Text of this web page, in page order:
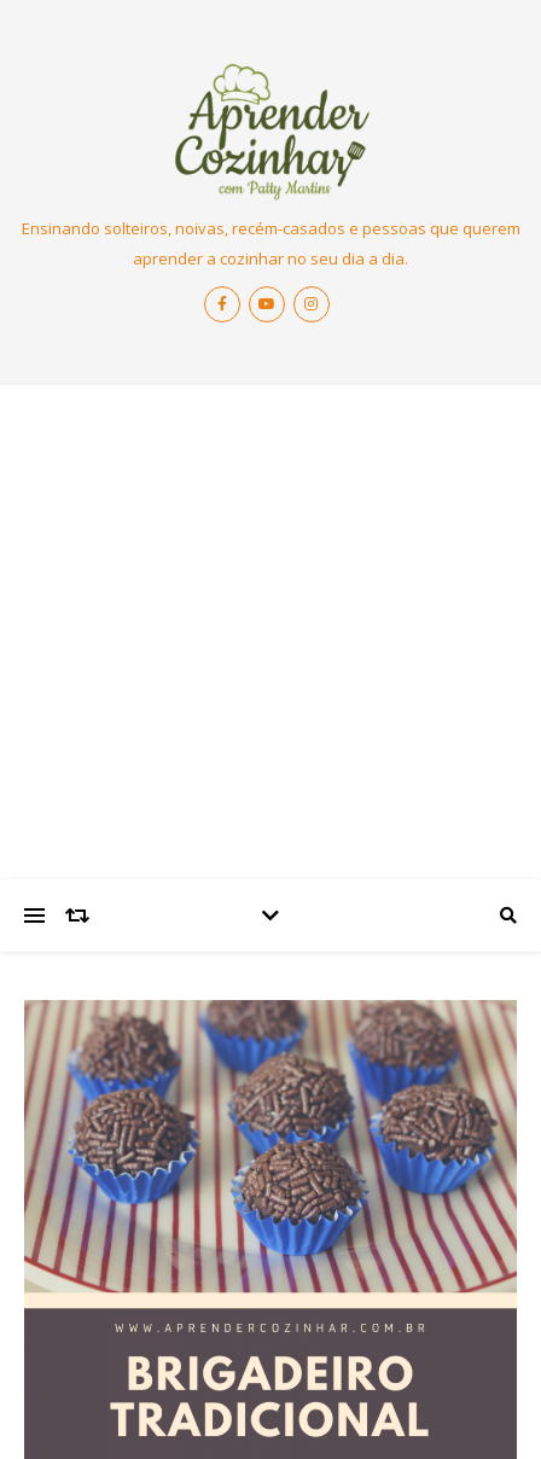
Ensinando solteiros, noivas, recém-casados e pessoas que querem
aprender a cozinhar no seu dia a dia.